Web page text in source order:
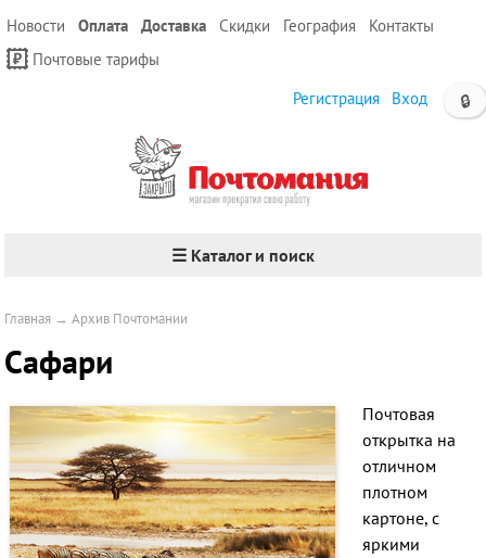
Новости Оплата Доставка Скидки География
Контакты
Почтовые тарифы
🔒
Регистрация Вход
☰ Каталог и поиск
Главная →Архив Почтомании
Сафари
Почтовая
открытка на
отличном
плотном
картоне, с
яркими